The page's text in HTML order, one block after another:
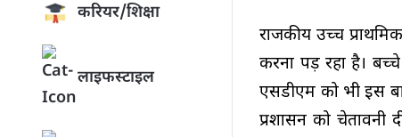
करियर/शिक्षा
लाइफस्टाइल
राजकीय उच्च
करना पड़ रहा है।
एसडीएम को भी इस
प्रशासन को चेतावनी